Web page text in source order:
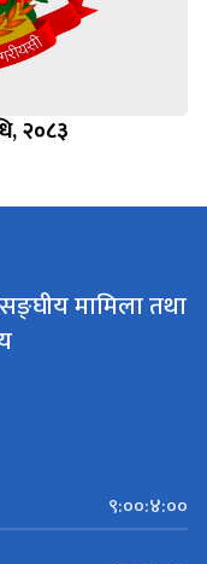
२०८३
मामिला तथा
९:००:४:००